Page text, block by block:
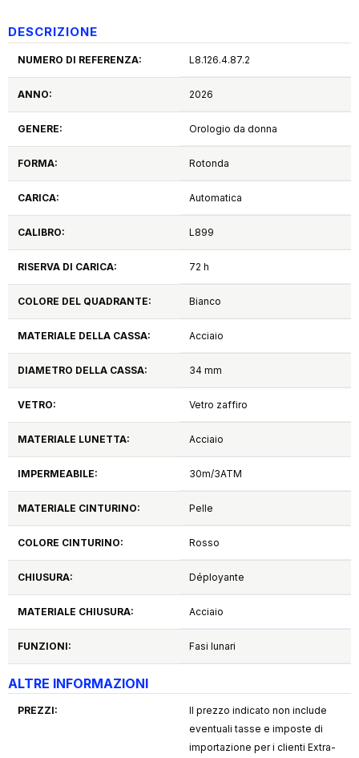
DESCRIZIONE
NUMERO DI REFERENZA: L8.126.4.87.2
ANNO: 2026
GENERE: Orologio da donna
FORMA: Rotonda
CARICA: Automatica
CALIBRO: L899
RISERVA DI CARICA: 72 h
COLORE DEL QUADRANTE: Bianco
MATERIALE DELLA CASSA: Acciaio
DIAMETRO DELLA CASSA: 34 mm
VETRO: Vetro zaffiro
MATERIALE LUNETTA: Acciaio
IMPERMEABILE: 30m/3ATM
MATERIALE CINTURINO: Pelle
COLORE CINTURINO: Rosso
CHIUSURA: Déployante
MATERIALE CHIUSURA: Acciaio
FUNZIONI: Fasi lunari
ALTRE INFORMAZIONI
PREZZI:
Il prezzo indicato non include
eventuali tasse e imposte di
importazione per i clienti Extra-